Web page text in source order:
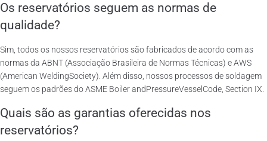
Os reservatórios seguem as normas de
qualidade?
Sim, todos os nossos reservatórios são fabricados de acordo com as
normas da ABNT (Associação Brasileira de Normas Técnicas) e AWS
(American WeldingSociety). Além disso, nossos processos de soldagem
seguem os padrões do ASME Boiler andPressureVesselCode, Section IX.
Quais são as garantias oferecidas nos
reservatórios?